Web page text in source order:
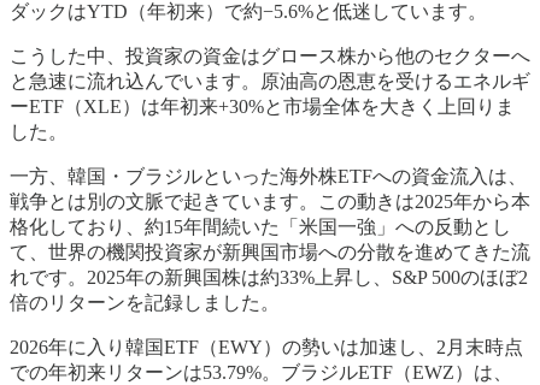
ダックはYTD（年初来）で約−5.6%と低迷しています。
こうした中、投資家の資金はグロース株から他のセクターへ
と急速に流れ込んでいます。原油高の恩恵を受けるエネルギ
ーETF（XLE）は年初来+30%と市場全体を大きく上回りま
した。
一方、韓国・ブラジルといった海外株ETFへの資金流入は、
戦争とは別の文脈で起きています。この動きは2025年から本
格化しており、約15年間続いた「米国一強」への反動とし
て、世界の機関投資家が新興国市場への分散を進めてきた流
れです。2025年の新興国株は約33%上昇し、S&P 500のほぼ2
倍のリターンを記録しました。
2026年に入り韓国ETF（EWY）の勢いは加速し、2月末時点
での年初来リターンは53.79%。ブラジルETF（EWZ）は、